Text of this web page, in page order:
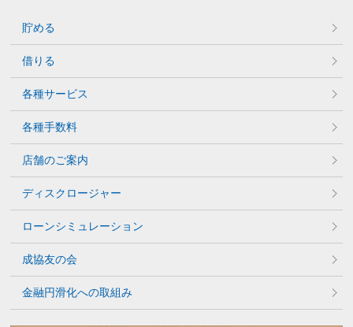
貯める
借りる
各種サービス
各種手数料
店舗のご案内
ディスクロージャー
ローンシミュレーション
成協友の会
金融円滑化への取組み